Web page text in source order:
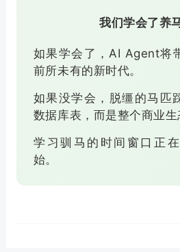
我们学会了养
如果学会了，AI Agent将
前所未有的新时代。
如果没学会，脱缰的马匹
数据库表，而是整个商业生
学习驯马的时间窗口正
始。